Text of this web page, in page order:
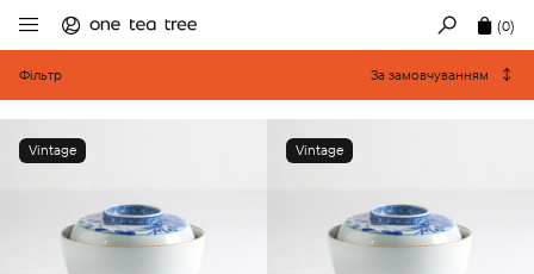
(0)
Фільтр За замовчуванням
Vintage Vintage